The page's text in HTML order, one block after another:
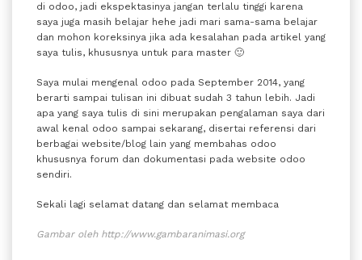
di odoo, jadi ekspektasinya jangan terlalu tinggi karena
saya juga masih belajar hehe jadi mari sama-sama belajar
dan mohon koreksinya jika ada kesalahan pada artikel yang
saya tulis, khususnya untuk para master 🙂
Saya mulai mengenal odoo pada September 2014, yang
berarti sampai tulisan ini dibuat sudah 3 tahun lebih. Jadi
apa yang saya tulis di sini merupakan pengalaman saya dari
awal kenal odoo sampai sekarang, disertai referensi dari
berbagai website/blog lain yang membahas odoo
khususnya forum dan dokumentasi pada website odoo
sendiri.
Sekali lagi selamat datang dan selamat membaca
Gambar oleh http://www.gambaranimasi.org